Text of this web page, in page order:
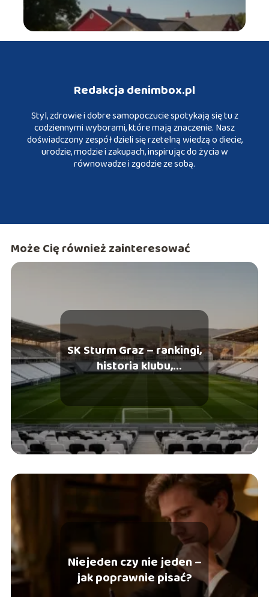
Redakcja denimbox.pl
Styl, zdrowie i dobre samopoczucie spotykają się tu z
codziennymi wyborami, które mają znaczenie. Nasz
doświadczony zespół dzieli się rzetelną wiedzą o diecie,
urodzie, modzie i zakupach, inspirując do życia w
równowadze i zgodzie ze sobą.
Może Cię również zainteresować
SK Sturm Graz – rankingi,
historia klubu,
najważniejsze sukcesy
Niejeden czy nie jeden –
jak poprawnie pisać?